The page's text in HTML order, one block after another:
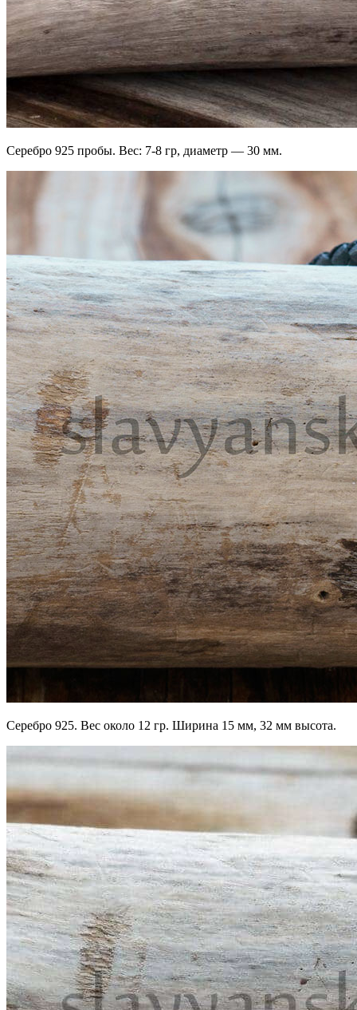
Серебро 925 пробы. Вес: 7-8 гр, диаметр — 30 мм.
Серебро 925. Вес около 12 гр. Ширина 15 мм, 32 мм высота.